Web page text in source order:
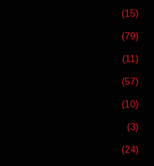
(15)
(79)
(11)
(57)
(10)
(3)
(24)